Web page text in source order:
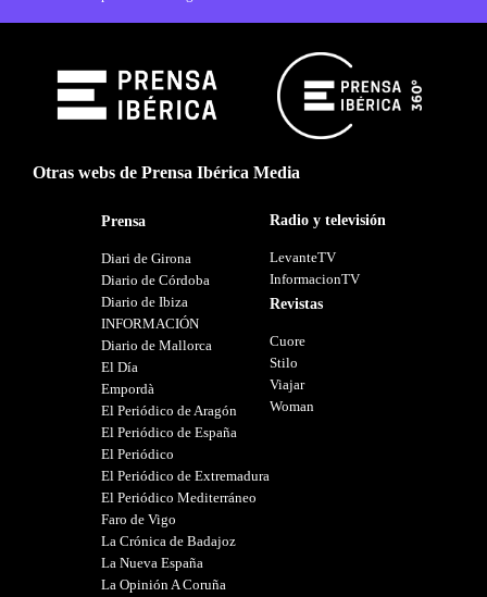
Otras webs de Prensa Ibérica Media
Prensa
Diari de Girona
Diario de Córdoba
Diario de Ibiza
INFORMACIÓN
Diario de Mallorca
El Día
Empordà
El Periódico de Aragón
El Periódico de España
El Periódico
El Periódico de Extremadura
El Periódico Mediterráneo
Faro de Vigo
La Crónica de Badajoz
La Nueva España
La Opinión A Coruña
Radio y televisión
LevanteTV
InformacionTV
Revistas
Cuore
Stilo
Viajar
Woman